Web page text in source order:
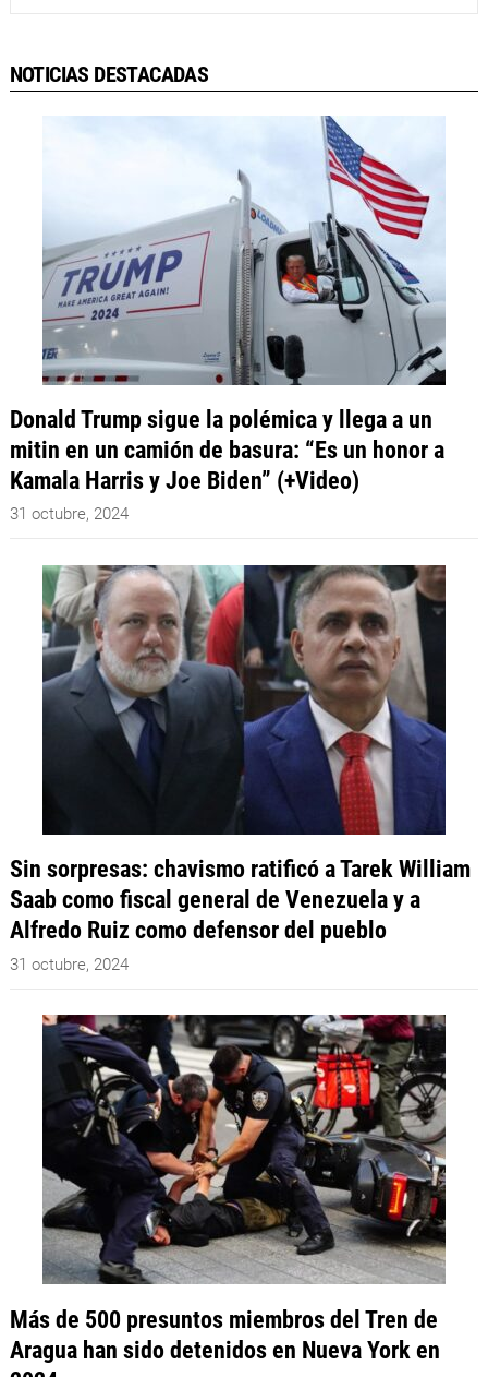
NOTICIAS DESTACADAS
Donald Trump sigue la polémica y llega a un
mitin en un camión de basura: “Es un honor a
Kamala Harris y Joe Biden” (+Video)
31 octubre, 2024
Sin sorpresas: chavismo ratificó a Tarek William
Saab como fiscal general de Venezuela y a
Alfredo Ruiz como defensor del pueblo
31 octubre, 2024
Más de 500 presuntos miembros del Tren de
Aragua han sido detenidos en Nueva York en